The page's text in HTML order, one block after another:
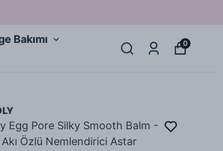
Bakımı
0
Egg Pore Silky Smooth Balm -
Özlü Nemlendirici Astar